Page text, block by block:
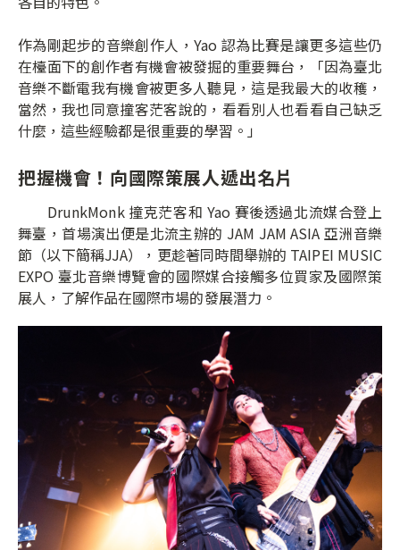
作為剛起步的音樂創作人，Yao 認為比賽是讓更多這些仍
在檯面下的創作者有機會被發掘的重要舞台，「因為臺北
音樂不斷電我有機會被更多人聽見，這是我最大的收穫，
當然，我也同意撞客茫客說的，看看別人也看看自己缺乏
什麼，這些經驗都是很重要的學習。」
把握機會！向國際策展人遞出名片
DrunkMonk 撞克茫客和 Yao 賽後透過北流媒合登上
舞臺，首場演出便是北流主辦的 JAM JAM ASIA 亞洲音樂
節（以下簡稱JJA），更趁著同時間舉辦的 TAIPEI MUSIC
EXPO 臺北音樂博覽會的國際媒合接觸多位買家及國際策
展人，了解作品在國際市場的發展潛力。